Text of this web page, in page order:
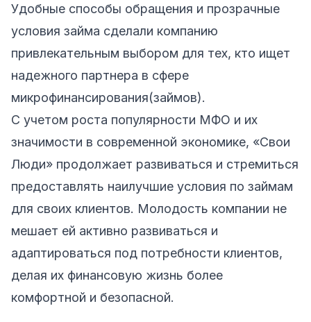
Удобные способы обращения и прозрачные
условия займа сделали компанию
привлекательным выбором для тех, кто ищет
надежного партнера в сфере
микрофинансирования(займов).
С учетом роста популярности МФО и их
значимости в современной экономике, «Свои
Люди» продолжает развиваться и стремиться
предоставлять наилучшие условия по займам
для своих клиентов. Молодость компании не
мешает ей активно развиваться и
адаптироваться под потребности клиентов,
делая их финансовую жизнь более
комфортной и безопасной.